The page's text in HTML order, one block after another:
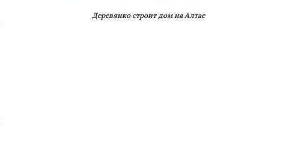
Деревянко строит дом на Алтае